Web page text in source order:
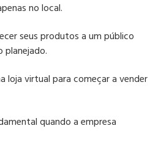
no local.
seus produtos a um público
planejado.
loja virtual para começar a vender
quando a empresa